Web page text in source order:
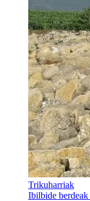
Trikuharriak
Ibilbide berdeak